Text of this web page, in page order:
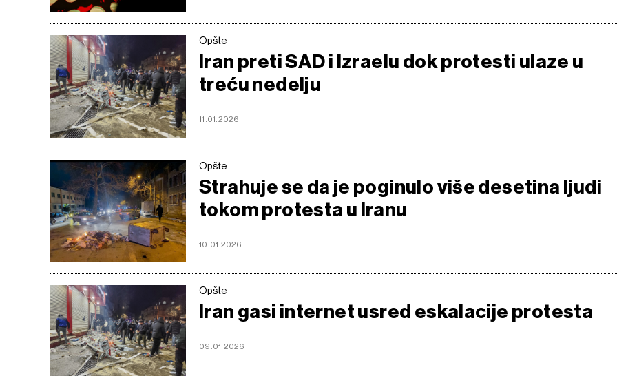
Opšte
Iran preti SAD i Izraelu dok protesti ulaze u
treću nedelju
11.01.2026
Opšte
Strahuje se da je poginulo više desetina ljudi
tokom protesta u Iranu
10.01.2026
Opšte
Iran gasi internet usred eskalacije protesta
09.01.2026